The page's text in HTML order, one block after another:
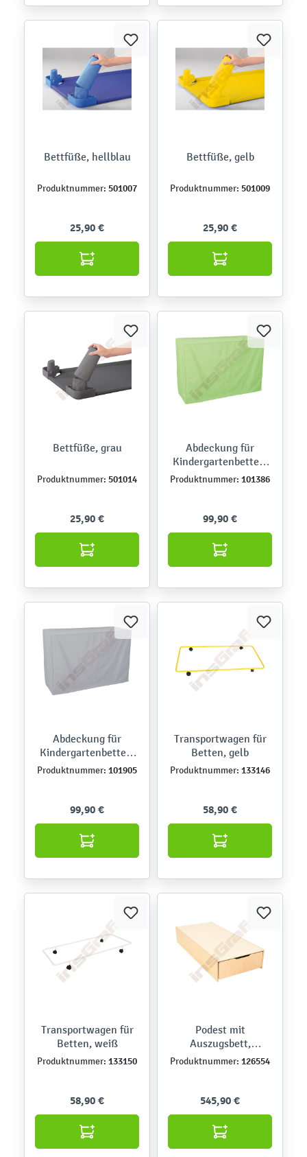
Bettfüße, hellblau
Produktnummer: 501007
25,90 €
Bettfüße, gelb
Produktnummer: 501009
25,90 €
Bettfüße, grau
Produktnummer: 501014
25,90 €
Abdeckung für
Kindergartenbetten,
grün
Produktnummer: 101386
99,90 €
Abdeckung für
Kindergartenbetten,
grau
Produktnummer: 101905
99,90 €
Transportwagen für
Betten, gelb
Produktnummer: 133146
58,90 €
Transportwagen für
Betten, weiß
Produktnummer: 133150
58,90 €
Podest mit
Auszugsbett,
Linoleum beige
Produktnummer: 126554
545,90 €